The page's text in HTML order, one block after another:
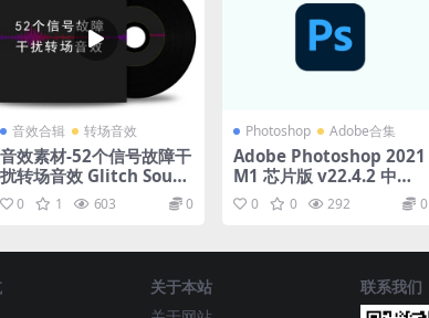
音效合辑 转场音效
音效素材-52个信号故障干
扰转场音效 Glitch Soun
d Effects Pack
0 1 603 0
Photoshop Adobe合集
Adobe Photoshop 2021
M1 芯片版 v22.4.2 中文
免激活版下载 PS图像处理
软件
0 0 292 0
关于本站
联系我们